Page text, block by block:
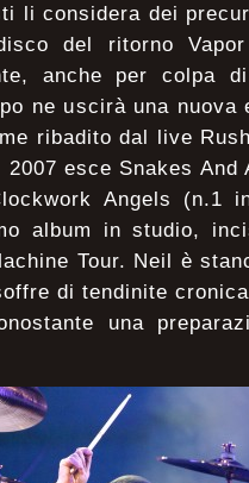
li considera dei
del ritorno
anche per colpa
ne uscirà una nuova
ribadito dal live
esce Snakes And
Angels (n.1
album in studio,
Tour. Neil è
di tendinite
una